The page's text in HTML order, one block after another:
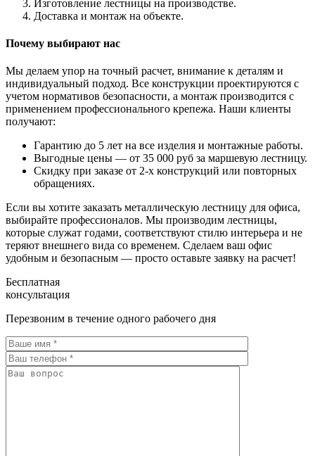
Изготовление лестницы на производстве.
Доставка и монтаж на объекте.
Почему выбирают нас
Мы делаем упор на точный расчет, внимание к деталям и
индивидуальный подход. Все конструкции проектируются с
учетом нормативов безопасности, а монтаж производится с
применением профессионального крепежа. Наши клиенты
получают:
Гарантию до 5 лет на все изделия и монтажные работы.
Выгодные цены — от 35 000 руб за маршевую лестницу.
Скидку при заказе от 2-х конструкций или повторных
обращениях.
Если вы хотите заказать металлическую лестницу для офиса,
выбирайте профессионалов. Мы производим лестницы,
которые служат годами, соответствуют стилю интерьера и не
теряют внешнего вида со временем. Сделаем ваш офис
удобным и безопасным — просто оставьте заявку на расчет!
Бесплатная
консультация
Перезвоним в течение одного рабочего дня